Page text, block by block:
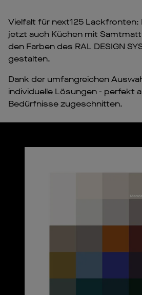
Vielfalt für next125 Lackfronten:
jetzt auch Küchen mit
den Farben des RAL DESIGN
gestalten.
Dank der umfangreichen
individuelle Lösungen - perfekt
Bedürfnisse zugeschnitten.